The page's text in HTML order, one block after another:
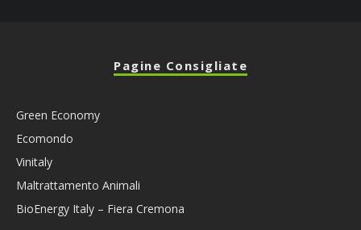
Pagine Consigliate
Green Economy
Ecomondo
Vinitaly
Maltrattamento Animali
BioEnergy Italy – Fiera Cremona